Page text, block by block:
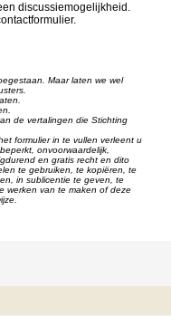
discussiemogelijkheid.
Maar laten we wel
de vertalingen die Stichting
formulier in te vullen verleent u
onvoorwaardelijk,
en gratis recht en dito
te gebruiken, te kopiëren, te
in sublicentie te geven, te
werken van te maken of deze